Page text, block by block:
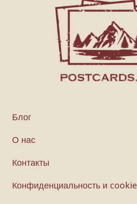
Блог
О нас
Контакты
Конфиденциальность и cookie